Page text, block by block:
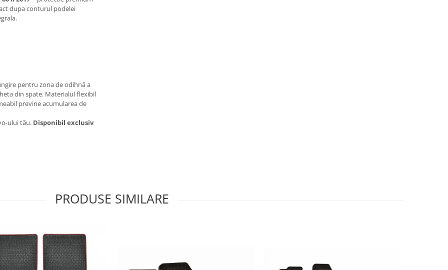
dupa conturul podelei
pentru zona de odihnă a
din spate. Materialul flexibil
previne acumularea de
ului tău. Disponibil exclusiv
PRODUSE SIMILARE